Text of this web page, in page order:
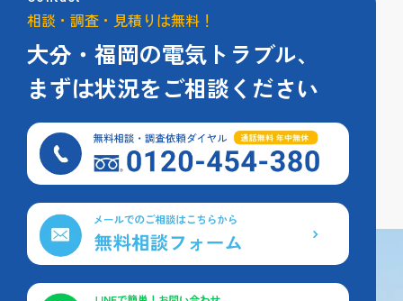
相談・調査・見積りは無料！
大分・福岡の電気トラブル、
まずは状況をご相談ください